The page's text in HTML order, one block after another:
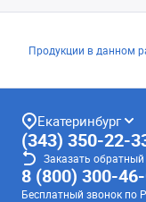
Продукции в данном
Екатеринбург
(343) 350-22-
Заказать
8 (800) 300-
Бесплатный звонок по